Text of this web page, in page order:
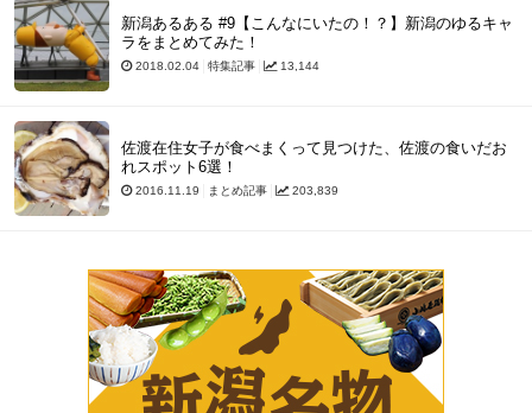
新潟あるある #9【こんなにいたの！？】新潟のゆるキャ
ラをまとめてみた！
2018.02.04 特集記事 13,144
佐渡在住女子が食べまくって見つけた、佐渡の食いだお
れスポット6選！
2016.11.19 まとめ記事 203,839